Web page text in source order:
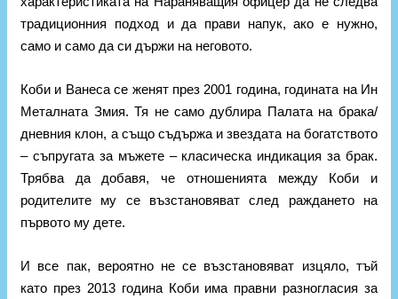
традиционния подход и да прави напук, ако е нужно,
само и само да си държи на неговото.
Коби и Ванеса се женят през 2001 година, годината на Ин
Металната Змия. Тя не само дублира Палата на брака/
дневния клон, а също съдържа и звездата на богатството
– съпругата за мъжете – класическа индикация за брак.
Трябва да добавя, че отношенията между Коби и
родителите му се възстановяват след раждането на
първото му дете.
И все пак, вероятно не се възстановяват изцяло, тъй
като през 2013 година Коби има правни разногласия за